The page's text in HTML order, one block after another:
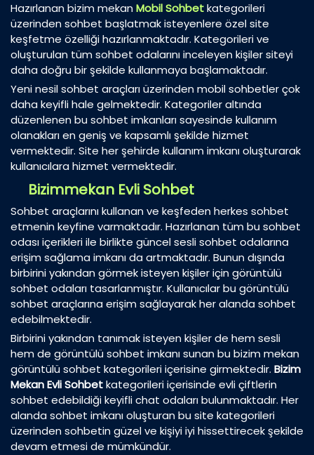
Hazırlanan bizim mekanMobil Sohbetkategorileri
üzerinden sohbet başlatmak isteyenlere özel site
keşfetme özelliği hazırlanmaktadır. Kategorileri ve
oluşturulan tüm sohbet odalarını inceleyen kişiler siteyi
daha doğru bir şekilde kullanmaya başlamaktadır.
Yeni nesil sohbet araçları üzerinden mobil sohbetler çok
daha keyifli hale gelmektedir. Kategoriler altında
düzenlenen bu sohbet imkanları sayesinde kullanım
olanakları en geniş ve kapsamlı şekilde hizmet
vermektedir. Site her şehirde kullanım imkanı oluşturarak
kullanıcılara hizmet vermektedir.
Bizimmekan Evli Sohbet
Sohbet araçlarını kullanan ve keşfeden herkes sohbet
etmenin keyfine varmaktadır. Hazırlanan tüm bu sohbet
odası içerikleri ile birlikte güncel sesli sohbet odalarına
erişim sağlama imkanı da artmaktadır. Bunun dışında
birbirini yakından görmek isteyen kişiler için görüntülü
sohbet odaları tasarlanmıştır. Kullanıcılar bu görüntülü
sohbet araçlarına erişim sağlayarak her alanda sohbet
edebilmektedir.
Birbirini yakından tanımak isteyen kişiler de hem sesli
hem de görüntülü sohbet imkanı sunan bu bizim mekan
görüntülü sohbet kategorileri içerisine girmektedir. Bizim
Mekan Evli Sohbetkategorileri içerisinde evli çiftlerin
sohbet edebildiği keyifli chat odaları bulunmaktadır. Her
alanda sohbet imkanı oluşturan bu site kategorileri
üzerinden sohbetin güzel ve kişiyi iyi hissettirecek şekilde
devam etmesi de mümkündür.